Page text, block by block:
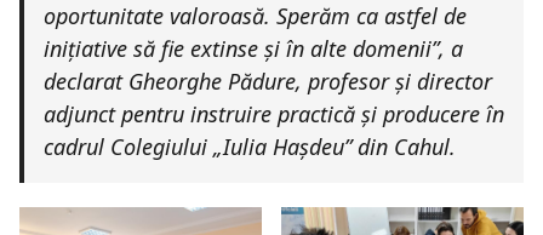
oportunitate valoroasă. Sperăm ca astfel de
inițiative să fie extinse și în alte domenii”, a
declarat Gheorghe Pădure, profesor și director
adjunct pentru instruire practică și producere în
cadrul Colegiului „Iulia Hașdeu” din Cahul.